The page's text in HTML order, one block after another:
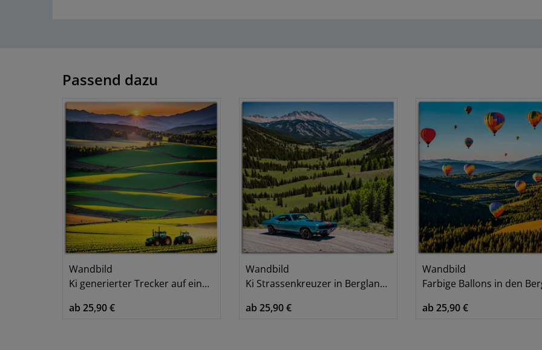
Passend dazu
Wandbild
Ki generierter Trecker auf einem Feld
ab 25,90 €
Wandbild
Ki Strassenkreuzer in Berglandschaft
ab 25,90 €
Wandbild
Farbige Ballons in den Bergen-
ab 25,90 €